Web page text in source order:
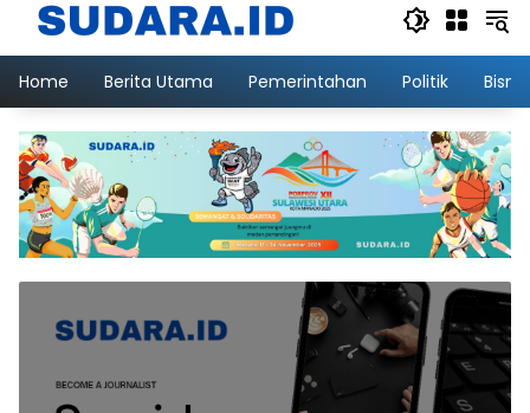
Home Berita Utama Pemerintahan Politik